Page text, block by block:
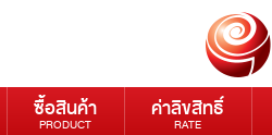
ซื้อสินค้า
PRODUCT
ค่าลิขสิทธิ์
RATE